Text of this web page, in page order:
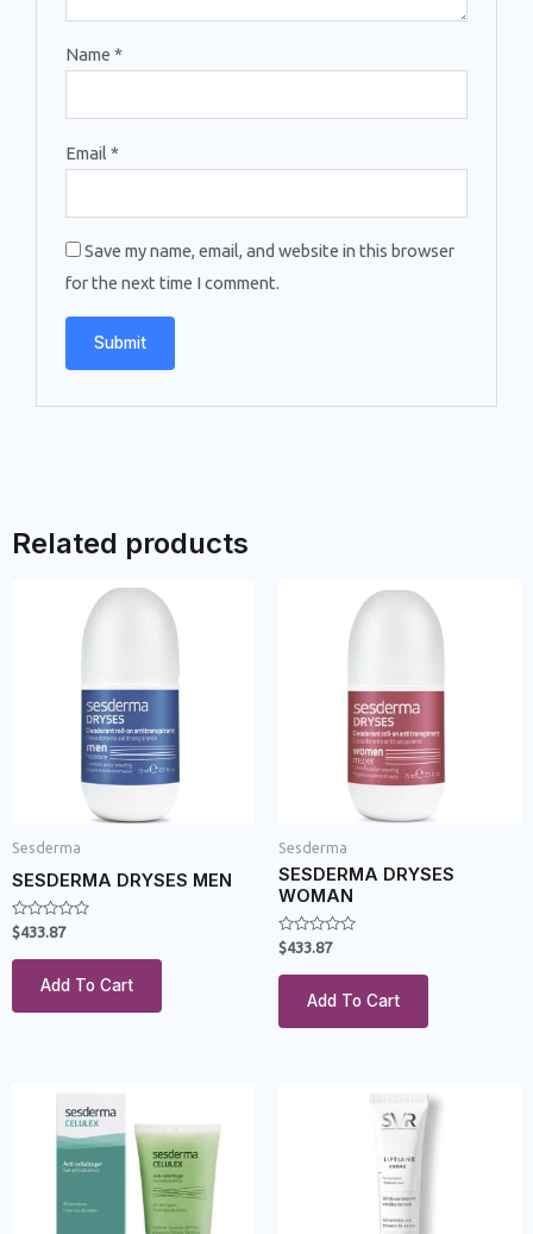
Name*
Email*
Save my name, email, and website in this browser
for the next time I comment.
Related products
Sesderma
SESDERMA DRYSES MEN
Rated
0
out
$433.87
Add To Cart
Sesderma
SESDERMA DRYSES
WOMAN
Rated
0
out
$433.87
Add To Cart